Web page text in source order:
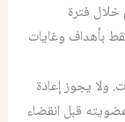
خلال فترة
بأهداف وغايات
ولا يجوز إعادة
قبل انقضاء